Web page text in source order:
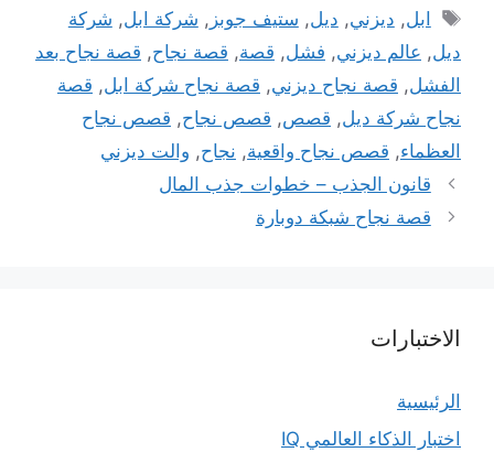
الوسوم
ابل, ديزني, ديل, ستيف جوبز , شركة ابل, شركة
ديل, عالم ديزني, فشل, قصة, قصة نجاح, قصة نجاح بعد
الفشل, قصة نجاح ديزني, قصة نجاح شركة ابل, قصة
نجاح شركة ديل, قصص, قصص نجاح, قصص نجاح
العظماء, قصص نجاح واقعية, نجاح, والت ديزني
قانون الجذب – خطوات جذب المال
قصة نجاح شبكة دوبارة
الاختبارات
الرئيسية
اختبار الذكاء العالمي IQ